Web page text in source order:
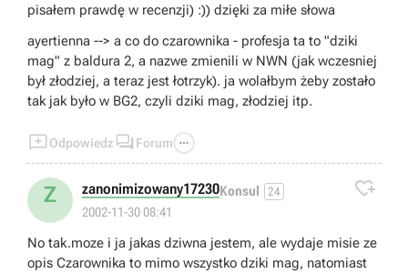
pisałem prawdę w recenzji) :)) dzięki za miłe słowa
ayertienna --> a co do czarownika - profesja ta to "dziki
mag" z baldura 2, a nazwe zmienili w NWN (jak wczesniej
był złodziej, a teraz jest łotrzyk). ja wolałbym żeby zostało
tak jak było w BG2, czyli dziki mag, złodziej itp.
Odpowiedz  Forum 
Z zanonimizowany17230Konsul 24
2002-11-30 08:41

No tak.moze i ja jakas dziwna jestem, ale wydaje misie ze
opis Czarownika to mimo wszystko dziki mag, natomiast